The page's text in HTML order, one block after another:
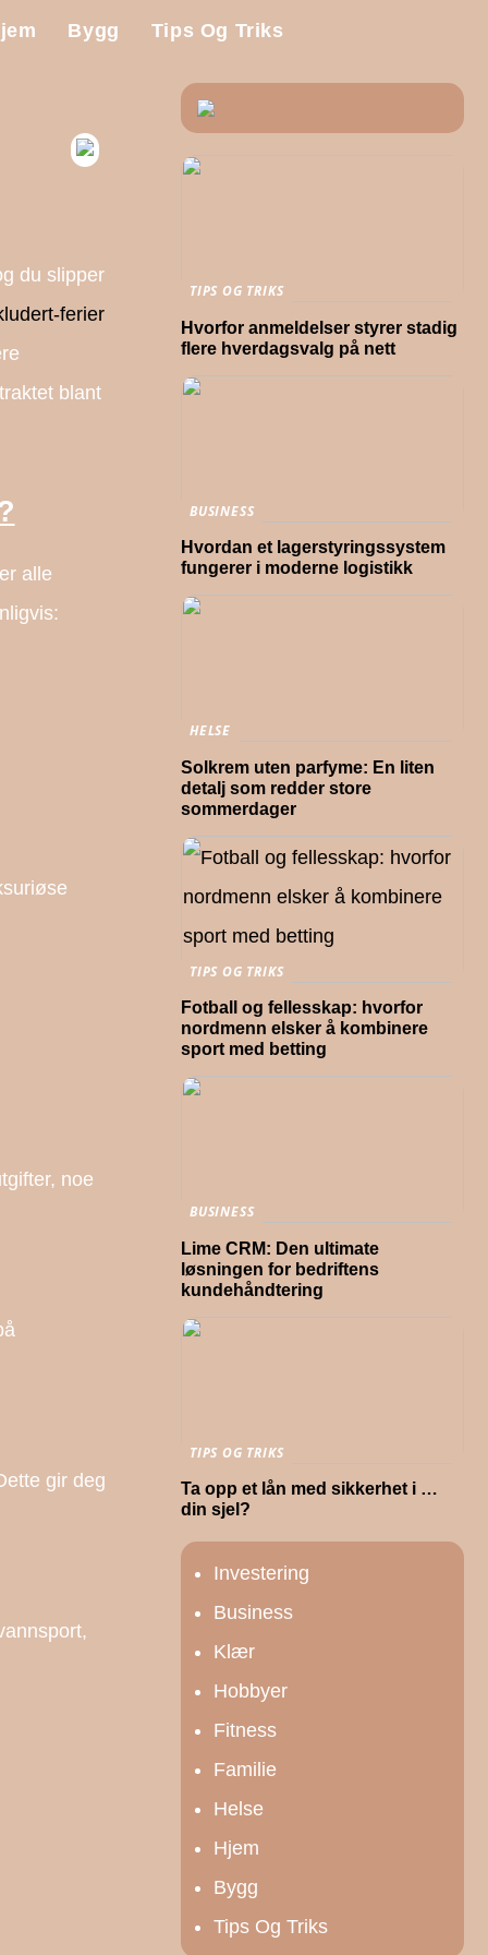
Bygg Tips Og Triks
du slipper
ferier
blant
alle
noe
gir deg
TIPS OG TRIKS
Hvorfor anmeldelser styrer stadig
flere hverdagsvalg på nett
BUSINESS
Hvordan et lagerstyringssystem
fungerer i moderne logistikk
HELSE
Solkrem uten parfyme: En liten
detalj som redder store
sommerdager
TIPS OG TRIKS
Fotball og fellesskap: hvorfor
nordmenn elsker å kombinere
sport med betting
BUSINESS
Lime CRM: Den ultimate
løsningen for bedriftens
kundehåndtering
TIPS OG TRIKS
Ta opp et lån med sikkerhet i …
din sjel?
Investering
Business
Klær
Hobbyer
Fitness
Familie
Helse
Hjem
Bygg
Tips Og Triks